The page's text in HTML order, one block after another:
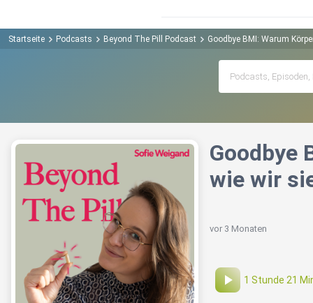
Startseite Podcasts Beyond The Pill Podcast Goodbye BMI: Warum
Goodbye
wie wir
vor 3 Monaten
1 Stunde 21